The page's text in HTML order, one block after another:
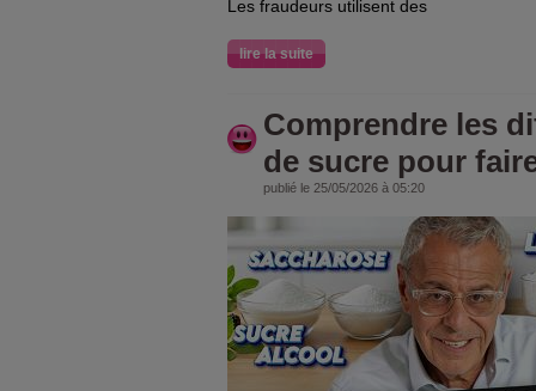
Les fraudeurs utilisent des
lire la suite
Comprendre les
de sucre pour
publié le 25/05/2026 à 05:20